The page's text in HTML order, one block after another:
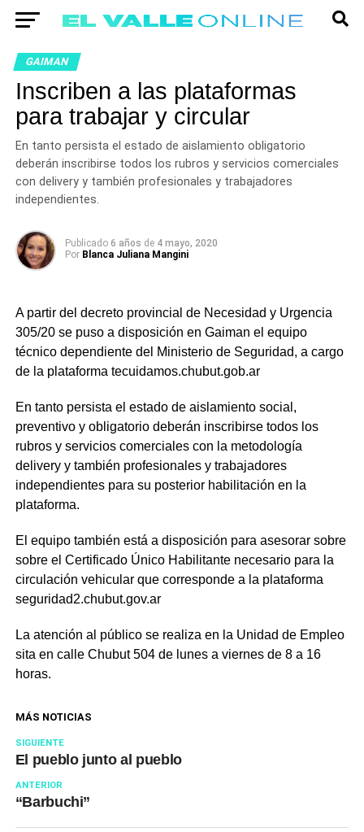
GAIMAN
Inscriben a las plataformas
para trabajar y circular
En tanto persista el estado de aislamiento obligatorio
deberán inscribirse todos los rubros y servicios comerciales
con delivery y también profesionales y trabajadores
independientes.
Publicado 6 años de 4 mayo, 2020
Por Blanca Juliana Mangini
A partir del decreto provincial de Necesidad y Urgencia
305/20 se puso a disposición en Gaiman el equipo
técnico dependiente del Ministerio de Seguridad, a cargo
de la plataforma tecuidamos.chubut.gob.ar
En tanto persista el estado de aislamiento social,
preventivo y obligatorio deberán inscribirse todos los
rubros y servicios comerciales con la metodología
delivery y también profesionales y trabajadores
independientes para su posterior habilitación en la
plataforma.
El equipo también está a disposición para asesorar sobre
sobre el Certificado Único Habilitante necesario para la
circulación vehicular que corresponde a la plataforma
seguridad2.chubut.gov.ar
La atención al público se realiza en la Unidad de Empleo
sita en calle Chubut 504 de lunes a viernes de 8 a 16
horas.
MÁS NOTICIAS
SIGUIENTE
El pueblo junto al pueblo
ANTERIOR
“Barbuchi”